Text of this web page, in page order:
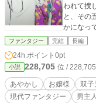
われて捜
と、その
かになっ
ハーレム
ファンタジー 完結 長編
24h.ポイント 0pt
小説 228,705 位 /
あやかし お嬢様 双子
現代ファンタジー
男主